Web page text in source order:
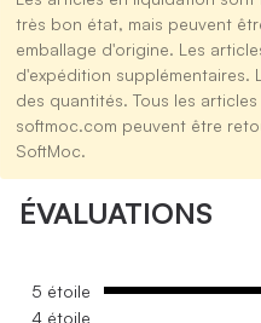
très bon état, mais peuvent
emballage d'origine. Les
d'expédition supplémentaires.
des quantités. Tous les
softmoc.com peuvent être
SoftMoc.
ÉVALUATIONS
5 étoile
4 étoile